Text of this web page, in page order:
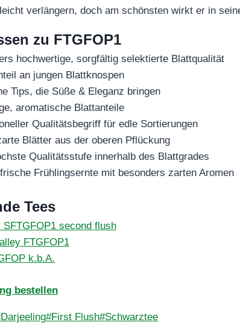
verlängern, doch am schönsten wirkt er in
zu FTGFOP1
hochwertige, sorgfältig selektierte Blattqualität
an jungen Blattknospen
Tips, die Süße & Eleganz bringen
aromatische Blattanteile
Qualitätsbegriff für edle Sortierungen
Blätter aus der oberen Pflückung
Qualitätsstufe innerhalb des Blattgrades
Frühlingsernte mit besonders zarten Aromen
Tees
SFTGFOP1 second flush
FTGFOP1
k.b.A.
bestellen
Darjeeling#First Flush#Schwarztee